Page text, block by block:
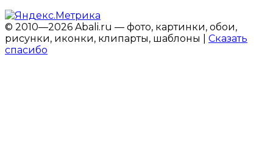
© 2010—2026 Abali.ru — фото, картинки, обои,
рисунки, иконки, клипарты, шаблоны | Сказать
спасибо